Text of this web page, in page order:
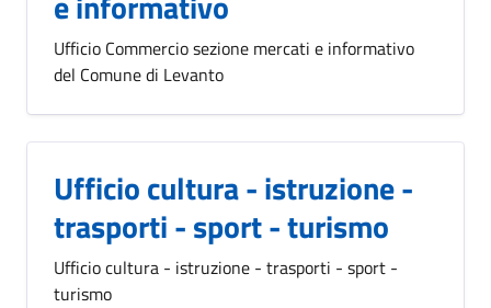
Ufficio Commercio sezione mercati e informativo
del Comune di Levanto
Ufficio cultura - istruzione -
trasporti - sport - turismo
Ufficio cultura - istruzione - trasporti - sport -
turismo